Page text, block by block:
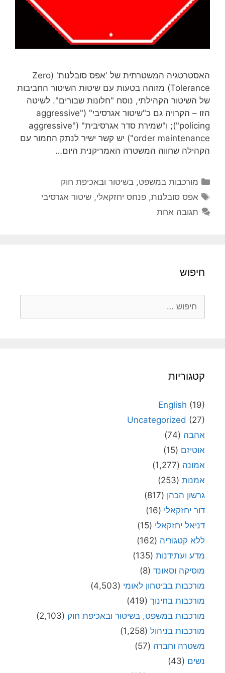
האסטרטגיה המשטרתית של 'אפס סובלנות' (Zero
Tolerance) מזוהה בטעות עם שיטות השיטור החביבות
של השיטור הקהילתי, נוסח "חלונות שבורים". לשיטה
הזו – הקרויה גם כ"שיטור אגרסיבי" ("aggressive
policing"); ו"שמירת סדר אגרסיבית" ("aggressive
order maintenance") יש קשר ישיר לנתק החמור עם
הקהילה שחווה המשטרה האמריקנית היום…
קטגוריות
מורכבות במשפט, בשיטור ובאכיפת חוק
תגיות
אפס סובלנות,פנחס יחזקאלי,שיטור אגרסיבי
תגובה אחת
חיפוש
קטגוריות
English (19)
Uncategorized (27)
אהבה (74)
אוטיזם (15)
אמונה (1,277)
אמנות (253)
גרשון הכהן (817)
דור יחזקאלי (16)
דניאל יחזקאלי (15)
ללא קטגוריה (162)
מדע ועתידנות (135)
מוסיקה וסאונד (8)
מורכבות בביטחון לאומי (4,503)
מורכבות בחינוך (419)
מורכבות במשפט, בשיטור ובאכיפת חוק (2,103)
מורכבות בניהול (1,258)
משטרה וחברה (57)
נשים (43)